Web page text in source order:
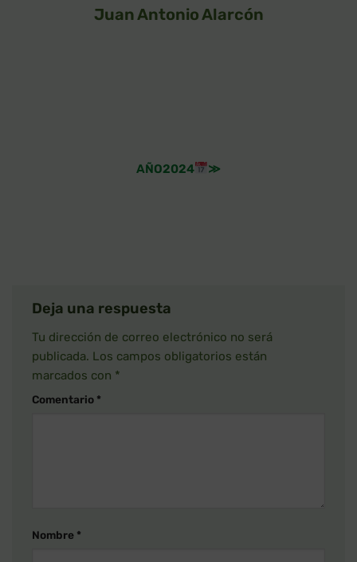
Juan Antonio Alarcón
AÑO2024 ≫
Deja una respuesta
Tu dirección de correo electrónico no será
publicada. Los campos obligatorios están
marcados con *
Comentario *
Nombre *